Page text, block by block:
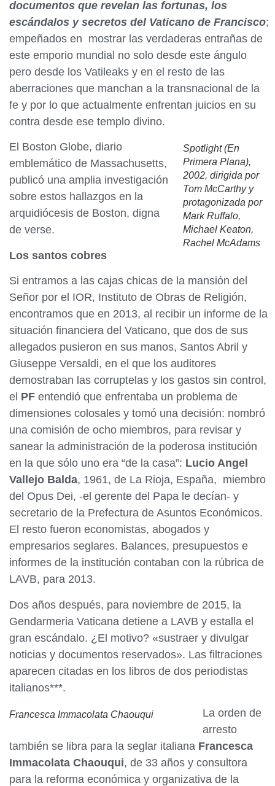
documentos que revelan las fortunas, los
escándalos y secretos del Vaticano de Francisco;
empeñados en mostrar las verdaderas entrañas de
este emporio mundial no solo desde este ángulo
pero desde los Vatileaks y en el resto de las
aberraciones que manchan a la transnacional de la
fe y por lo que actualmente enfrentan juicios en su
contra desde ese templo divino.
Spotlight (En
Primera Plana),
2002, dirigida por
Tom McCarthy y
protagonizada por
Mark Ruffalo,
Michael Keaton,
Rachel McAdams
El Boston Globe, diario
emblemático de Massachusetts,
publicó una amplia investigación
sobre estos hallazgos en la
arquidiócesis de Boston, digna
de verse.
Los santos cobres
Si entramos a las cajas chicas de la mansión del
Señor por el IOR, Instituto de Obras de Religión,
encontramos que en 2013, al recibir un informe de la
situación financiera del Vaticano, que dos de sus
allegados pusieron en sus manos, Santos Abril y
Giuseppe Versaldi, en el que los auditores
demostraban las corruptelas y los gastos sin control,
el PF entendió que enfrentaba un problema de
dimensiones colosales y tomó una decisión: nombró
una comisión de ocho miembros, para revisar y
sanear la administración de la poderosa institución
en la que sólo uno era “de la casa”: Lucio Angel
Vallejo Balda, 1961, de La Rioja, España, miembro
del Opus Dei, -el gerente del Papa le decían- y
secretario de la Prefectura de Asuntos Económicos.
El resto fueron economistas, abogados y
empresarios seglares. Balances, presupuestos e
informes de la institución contaban con la rúbrica de
LAVB, para 2013.
Dos años después, para noviembre de 2015, la
Gendarmeria Vaticana detiene a LAVB y estalla el
gran escándalo. ¿El motivo? «sustraer y divulgar
noticias y documentos reservados». Las filtraciones
aparecen citadas en los libros de dos periodistas
italianos***.
Francesca Immacolata Chaouqui
La orden de
arresto
también se libra para la seglar italiana Francesca
Immacolata Chaouqui, de 33 años y consultora
para la reforma económica y organizativa de la